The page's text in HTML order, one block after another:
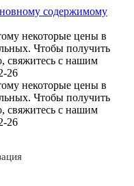
содержимому
некоторые цены в
Чтобы получить
свяжитесь с нашим
26
некоторые цены в
Чтобы получить
свяжитесь с нашим
26